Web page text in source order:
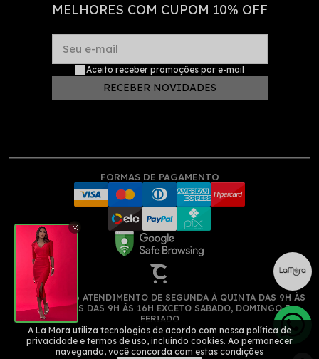
MELHORES COM CUPOM 10% OFF
Seu e-mail
RECEBER NOVIDADES
Aceito receber promoções por e-mail
(11) 913522516 ATENDIMENTO DE SEGUNDA À QUINTA DAS 9H ÀS
17H, SEXTAS DAS 9H ÀS 16H EXCETO SABADO, DOMINGO E
FERIADO
FORMAS DE PAGAMENTO
A La Mora utiliza tecnologias de acordo com nossa política de
privacidade e termos de uso, incluindo cookies. Ao permanecer
navegando, você concorda com estas condições